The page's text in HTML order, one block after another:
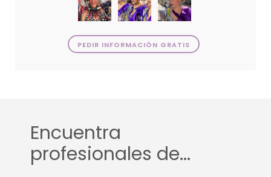
PEDIR INFORMACIÓN GRATIS
Encuentra
profesionales de...